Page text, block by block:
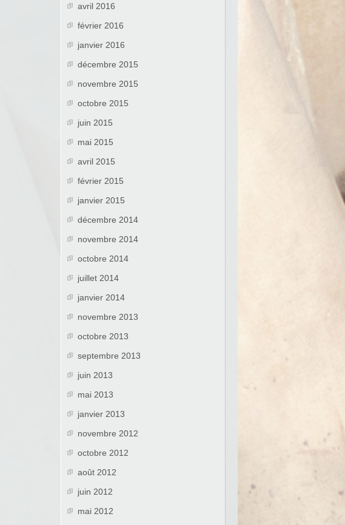
avril 2016
février 2016
janvier 2016
décembre 2015
novembre 2015
octobre 2015
juin 2015
mai 2015
avril 2015
février 2015
janvier 2015
décembre 2014
novembre 2014
octobre 2014
juillet 2014
janvier 2014
novembre 2013
octobre 2013
septembre 2013
juin 2013
mai 2013
janvier 2013
novembre 2012
octobre 2012
août 2012
juin 2012
mai 2012